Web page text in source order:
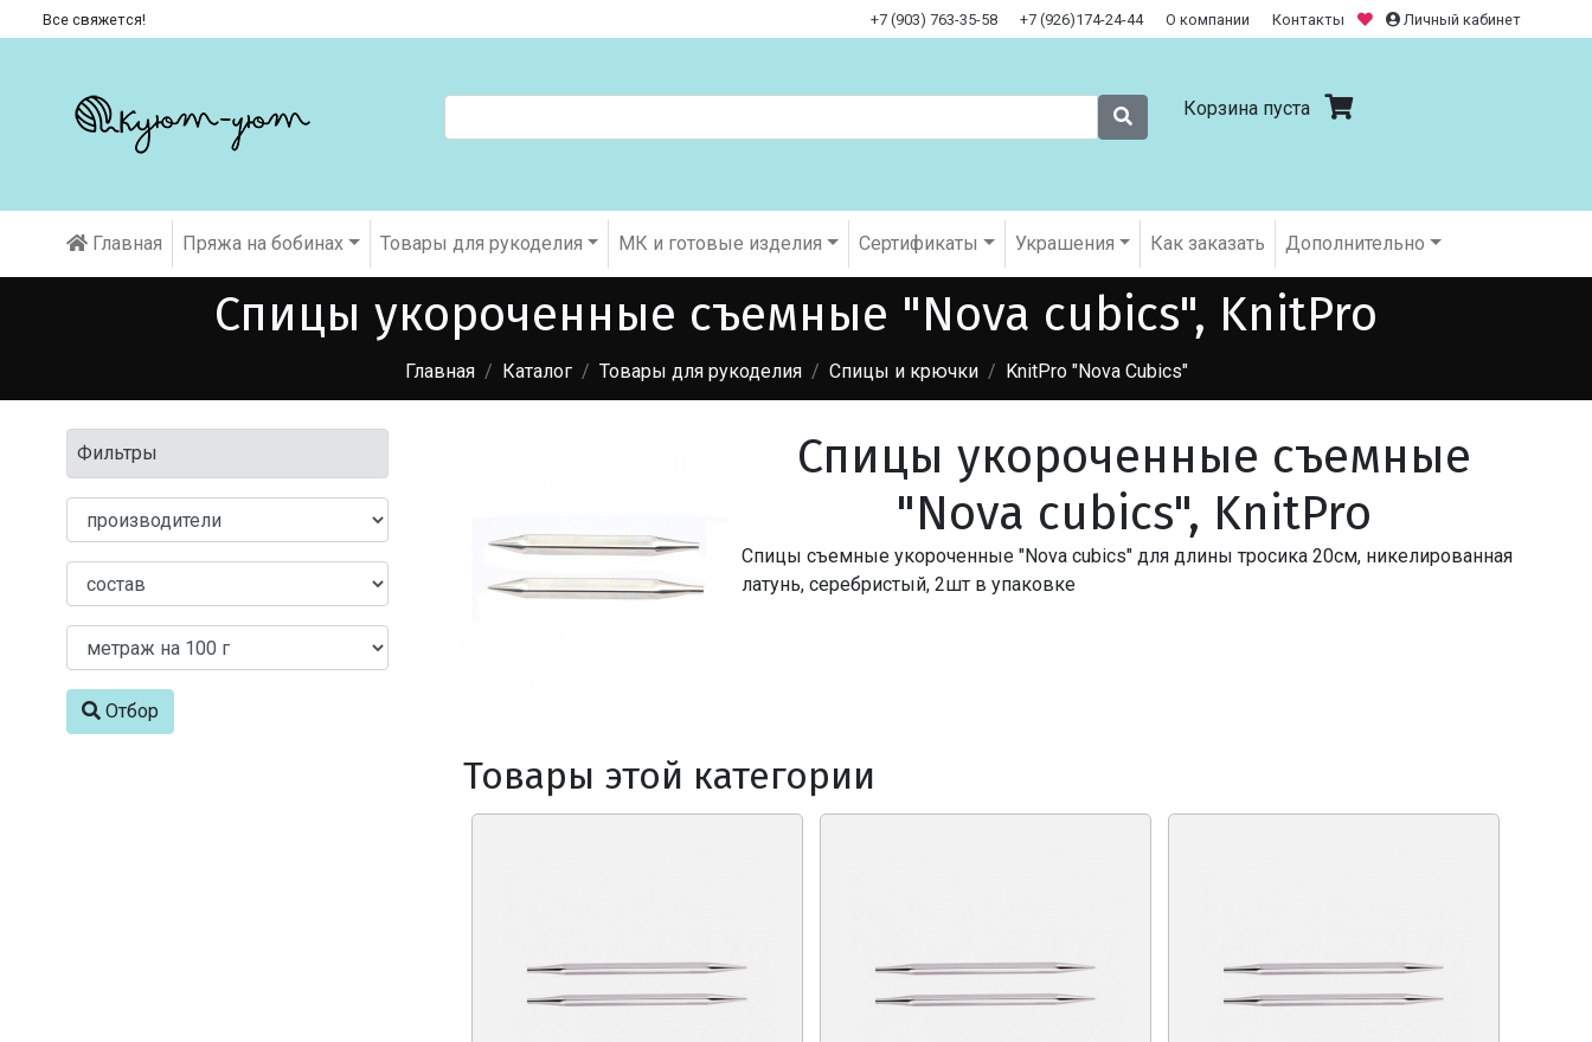
Все свяжется! +7 (903) 763-35-58 +7 (926)174-24-44 О компании Контакты Личный кабинет
Корзина пуста
Главная Пряжа на бобинах Товары для рукоделия МК и готовые изделия Cертификаты Украшения Как заказать Дополнительно
Спицы укороченные съемные "Nova cubics", KnitPro
Главная Каталог Товары для рукоделия Спицы и крючки KnitPro "Nova Cubics"
Фильтры
Отбор
Спицы укороченные съемные
"Nova cubics", KnitPro
Спицы съемные укороченные "Nova cubics" для длины тросика 20см, никелированная
латунь, серебристый, 2шт в упаковке
Товары этой категории